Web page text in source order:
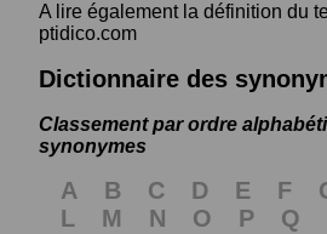
A lire également la définition du
ptidico.com
Dictionnaire des
Classement par ordre
synonymes
A B C D E F
L
M N O P Q